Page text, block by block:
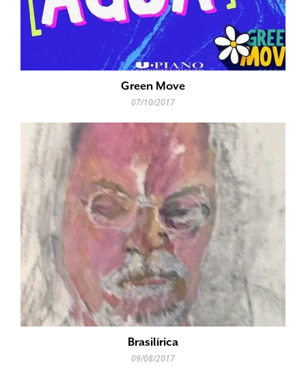
Green Move
07/10/2017
Brasilírica
09/08/2017